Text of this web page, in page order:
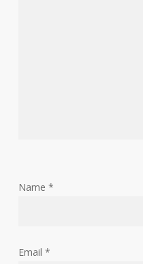
Name *
Email *